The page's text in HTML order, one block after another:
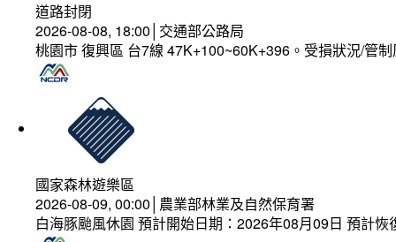
道路封閉
2026-08-08, 18:00│交通部公路局
桃園市 復興區 台7線 47K+100~60K+396。受損狀況/管
國家森林遊樂區
2026-08-09, 00:00│農業部林業及自然保育署
白海豚颱風休園 預計開始日期：2026年08月09日 預計